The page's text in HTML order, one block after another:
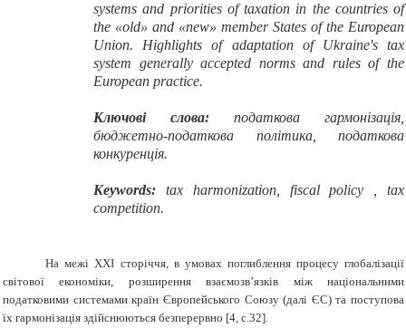
systems and priorities of taxation in the countries of
the «old» and «new» member States of the European
Union. Highlights of adaptation of Ukraine's tax
system generally accepted norms and rules of the
European practice.
Ключові слова: податкова
гармонізація,
бюджетно-податкова політика, податкова
конкуренція.
Keywords: tax harmonization, fiscal policy , tax
competition.
На межіXXI сторіччя, в умовах поглиблення процесу глобалізації
світової економіки, розширення взаємозв’язків між національними
податковими системами країн Європейського Союзу (далі ЄС) та поступова
їх гармонізація здійснюються безперервно [4, с.32].